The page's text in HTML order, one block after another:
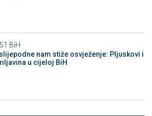
BiH
nam stiže osvježenje: Pljuskovi i
u cijeloj BiH